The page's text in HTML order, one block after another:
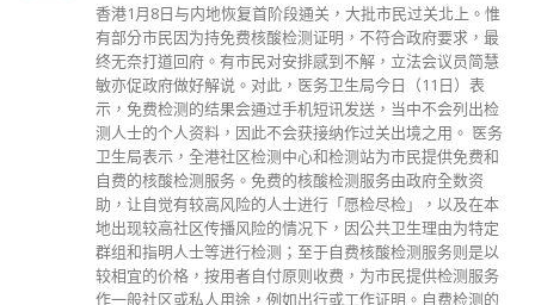
香港1月8日与内地恢复首阶段通关，大批市民过关北上。惟
有部分市民因为持免费核酸检测证明，不符合政府要求，最
终无奈打道回府。有市民对安排感到不解，立法会议员简慧
敏亦促政府做好解说。对此，医务卫生局今日（11日）表
示，免费检测的结果会通过手机短讯发送，当中不会列出检
测人士的个人资料，因此不会获接纳作过关出境之用。 医务
卫生局表示，全港社区检测中心和检测站为巿民提供免费和
自费的核酸检测服务。免费的核酸检测服务由政府全数资
助，让自觉有较高风险的人士进行「愿检尽检」，以及在本
地出现较高社区传播风险的情况下，因公共卫生理由为特定
群组和指明人士等进行检测；至于自费核酸检测服务则是以
较相宜的价格，按用者自付原则收费，为市民提供检测服务
作一般社区或私人用途，例如出行或工作证明。自费检测的